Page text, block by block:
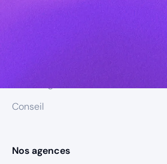
Conseil
Nos agences